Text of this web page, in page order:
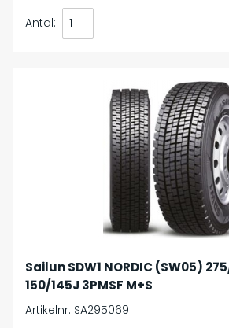
Antal:
Sailun SDW1 NORDIC (SW05)
150/145J 3PMSF M+S
Artikelnr. SA295069